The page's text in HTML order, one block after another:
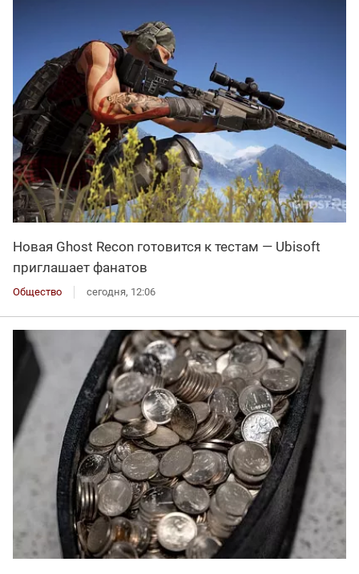
Новая Ghost Recon готовится к тестам — Ubisoft
приглашает фанатов
Общество сегодня, 12:06